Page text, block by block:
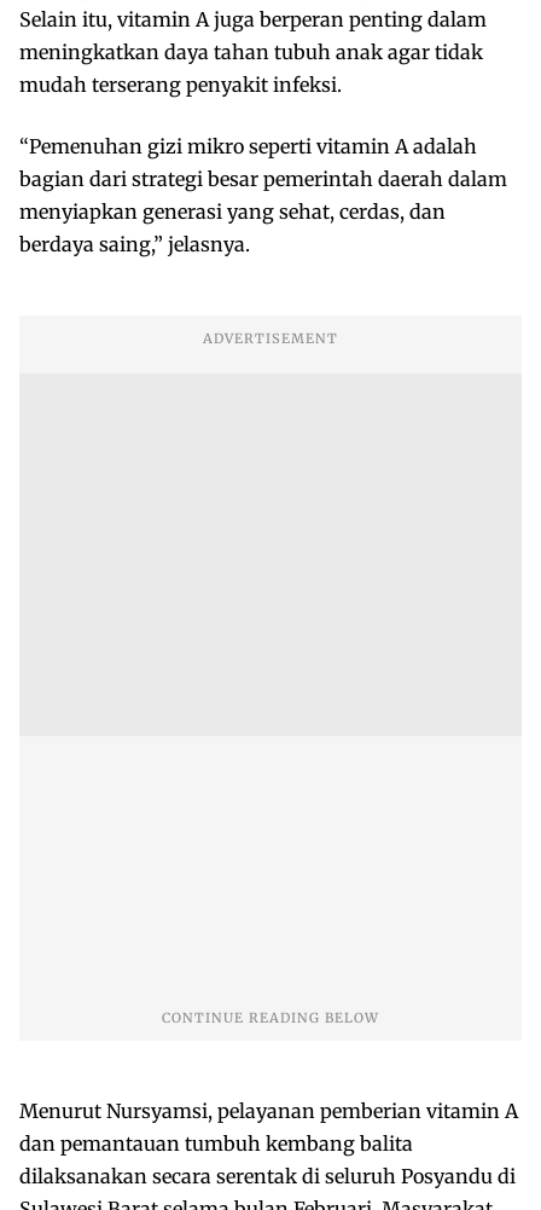
Selain itu, vitamin A juga berperan penting dalam
meningkatkan daya tahan tubuh anak agar tidak
mudah terserang penyakit infeksi.
“Pemenuhan gizi mikro seperti vitamin A adalah
bagian dari strategi besar pemerintah daerah dalam
menyiapkan generasi yang sehat, cerdas, dan
berdaya saing,” jelasnya.
Menurut Nursyamsi, pelayanan pemberian vitamin A
dan pemantauan tumbuh kembang balita
dilaksanakan secara serentak di seluruh Posyandu di